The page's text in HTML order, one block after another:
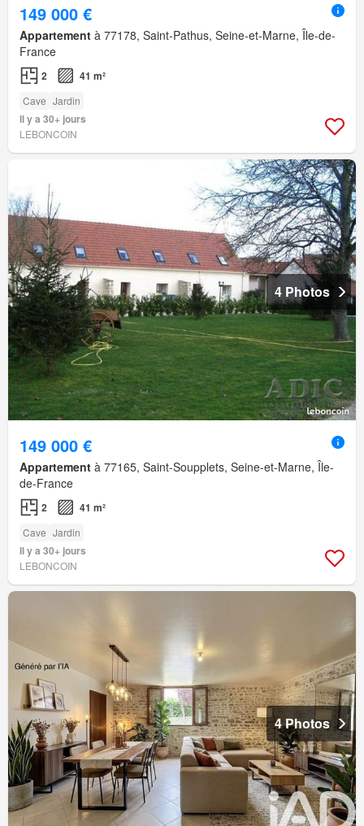
149 000 €
Appartement à 77178, Saint-Pathus, Seine-et-Marne, Île-de-
France
2 41 m²
Cave Jardin
Il y a 30+ jours
LEBONCOIN
4 Photos
149 000 €
Appartement à 77165, Saint-Soupplets, Seine-et-Marne, Île-
de-France
2 41 m²
Cave Jardin
Il y a 30+ jours
LEBONCOIN
4 Photos